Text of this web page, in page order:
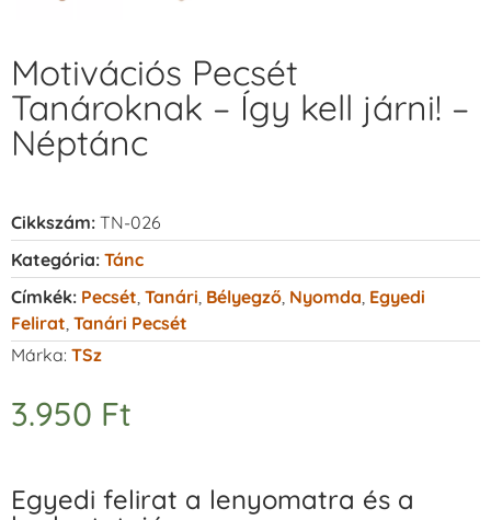
Motivációs Pecsét
Tanároknak – Így kell járni! –
Néptánc
Cikkszám: TN-026
Kategória: Tánc
Címkék: Pecsét Tanári Bélyegző Nyomda Egyedi
Felirat Tanári Pecsét
Márka: TSz
3.950 Ft
Egyedi felirat a lenyomatra és a